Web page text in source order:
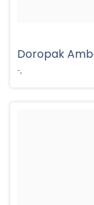
Doropak
-,